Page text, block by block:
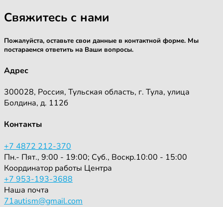
Свяжитесь с нами
Пожалуйста, оставьте свои данные в контактной форме. Мы
постараемся ответить на Ваши вопросы.
Адрес
300028, Россия, Тульская область, г. Тула, улица
Болдина, д. 112б
Контакты
+7 4872 212-370
Пн.- Пят., 9:00 - 19:00; Суб., Воскр.10:00 - 15:00
Координатор работы Центра
+7 953-193-3688
Наша почта
71autism@gmail.com